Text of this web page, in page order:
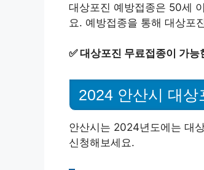
대상포진 예방접종은 50세
요. 예방접종을 통해 대상포
✅대상포진 무료접종이 가능
2024 안산시 대상
안산시는 2024년도에는 대
신청해보세요.